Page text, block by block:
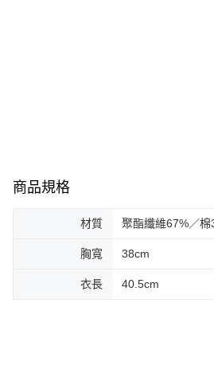
商品規格
材質 聚酯纖維67%／棉
胸寬 38cm
衣長 40.5cm